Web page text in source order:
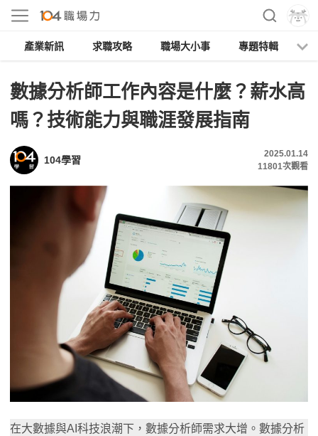
產業新訊 求職攻略 職場大小事 專題特輯
數據分析師工作內容是什麼？薪水高
嗎？技術能力與職涯發展指南
104學習
2025.01.14
11801次觀看
在大數據與AI科技浪潮下，數據分析師需求大增。數據分析